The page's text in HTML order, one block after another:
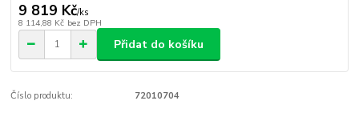
9 819 Kč/ks
8 114,88 Kč bez DPH
Přidat do košíku
Číslo produktu: 72010704